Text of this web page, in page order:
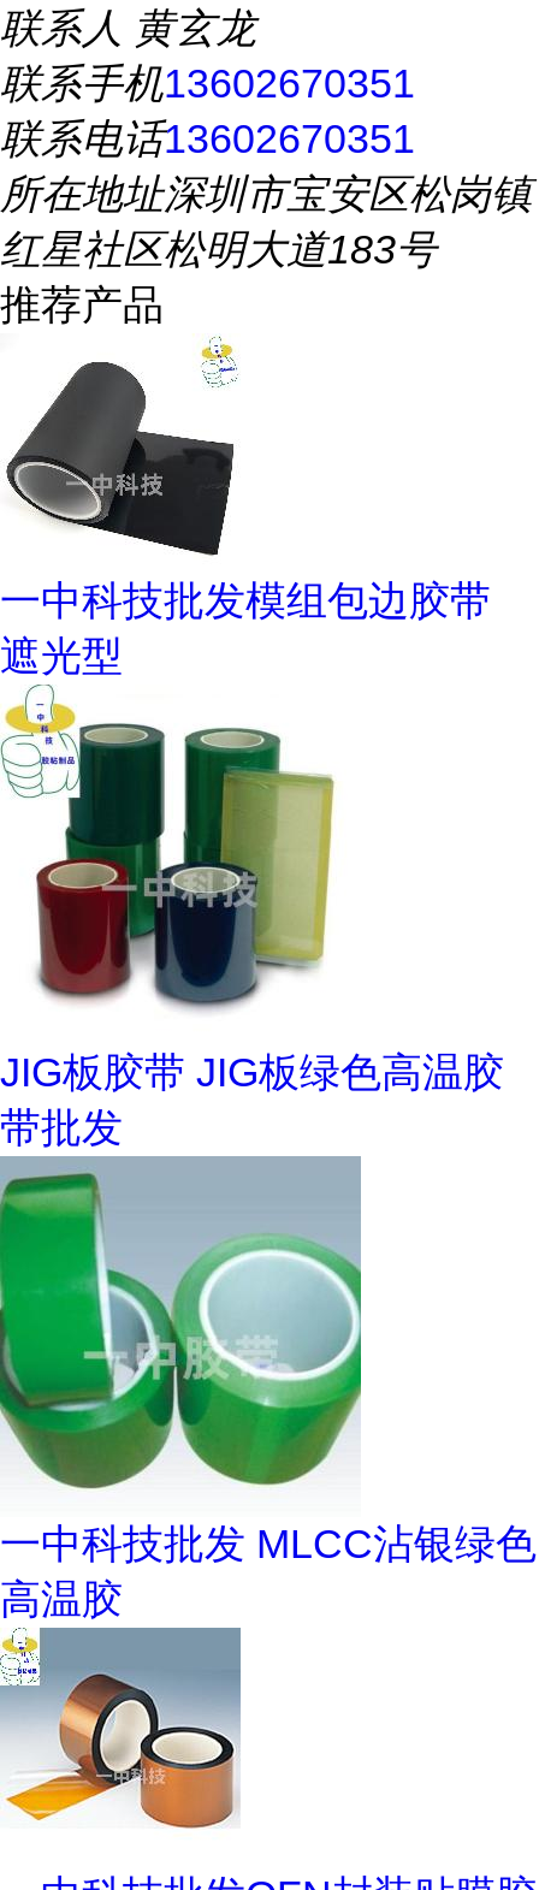
联系人 黄玄龙
联系手机13602670351
联系电话13602670351
所在地址深圳市宝安区松岗镇
红星社区松明大道183号
推荐产品
一中科技批发模组包边胶带
遮光型
JIG板胶带 JIG板绿色高温胶
带批发
一中科技批发 MLCC沾银绿色
高温胶